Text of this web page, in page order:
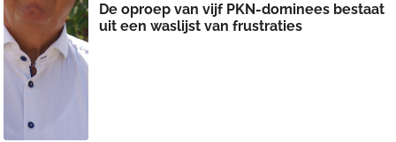
De oproep van vijf PKN-dominees bestaat
uit een waslijst van frustraties